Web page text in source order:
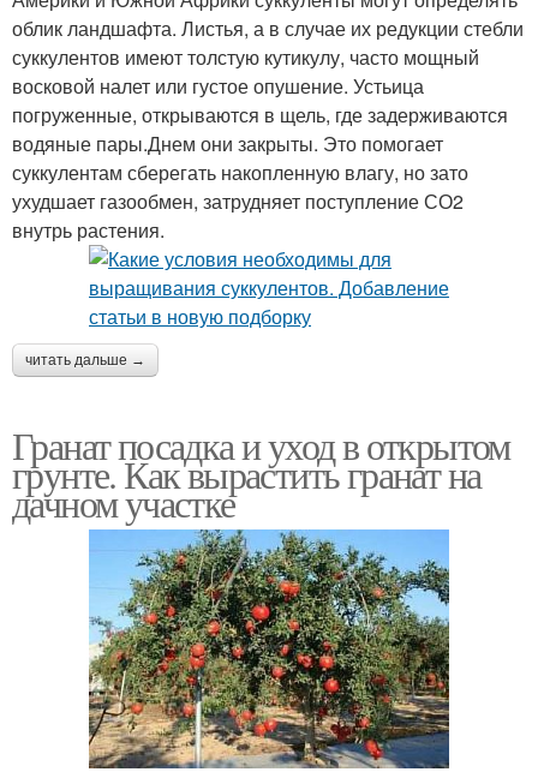
облик ландшафта. Листья, а в случае их редукции стебли
суккулентов имеют толстую кутикулу, часто мощный
восковой налет или густое опушение. Устьица
погруженные, открываются в щель, где задерживаются
водяные пары.Днем они закрыты. Это помогает
суккулентам сберегать накопленную влагу, но зато
ухудшает газообмен, затрудняет поступление СО2
внутрь растения.
читать дальше →
Гранат посадка и уход в открытом
грунте. Как вырастить гранат на
дачном участке